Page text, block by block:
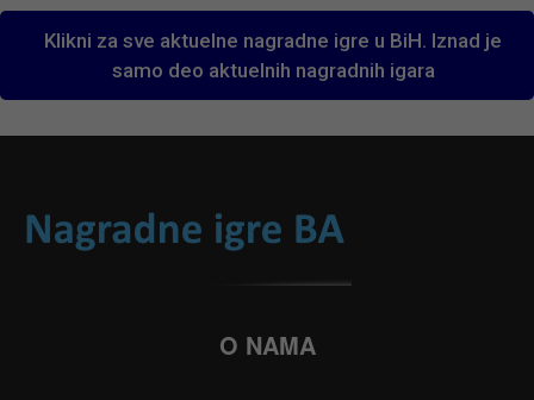
Klikni za sve aktuelne nagradne igre u BiH. Iznad je
samo deo aktuelnih nagradnih igara
O NAMA